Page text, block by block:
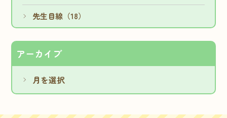
先生目線（18）
アーカイブ